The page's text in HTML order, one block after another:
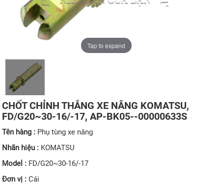
Tap to expand
CHỐT CHỈNH THẮNG XE NÂNG KOMATSU,
FD/G20~30-16/-17, AP-BK05--00000633S
Tên hàng : Phụ tùng xe nâng
Nhãn hiệu : KOMATSU
Model : FD/G20~30-16/-17
Đơn vị :Cái